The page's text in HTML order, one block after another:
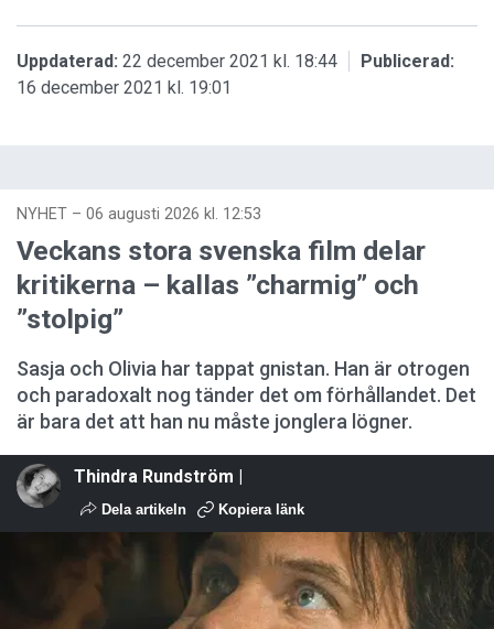
Uppdaterad: 22 december 2021 kl. 18:44
Publicerad:
16 december 2021 kl. 19:01
NYHET – 06 augusti 2026 kl. 12:53
Veckans stora svenska film delar
kritikerna – kallas ”charmig” och
”stolpig”
Sasja och Olivia har tappat gnistan. Han är otrogen
och paradoxalt nog tänder det om förhållandet. Det
är bara det att han nu måste jonglera lögner.
Thindra Rundström |
Dela artikeln Kopiera länk